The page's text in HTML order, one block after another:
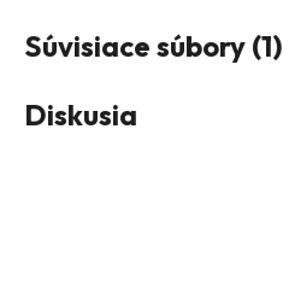
Súvisiace súbory (1)
Diskusia